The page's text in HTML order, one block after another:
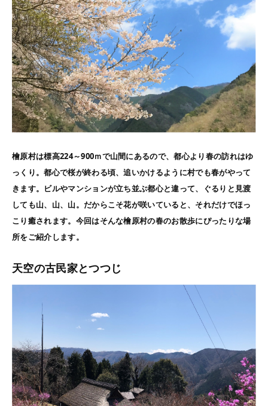
檜原村は標高224～900ｍで山間にあるので、都心より春の訪れはゆ
っくり。都心で桜が終わる頃、追いかけるように村でも春がやって
きます。ビルやマンションが立ち並ぶ都心と違って、ぐるりと見渡
しても山、山、山。だからこそ花が咲いていると、それだけでほっ
こり癒されます。今回はそんな檜原村の春のお散歩にぴったりな場
所をご紹介します。
天空の古民家とつつじ